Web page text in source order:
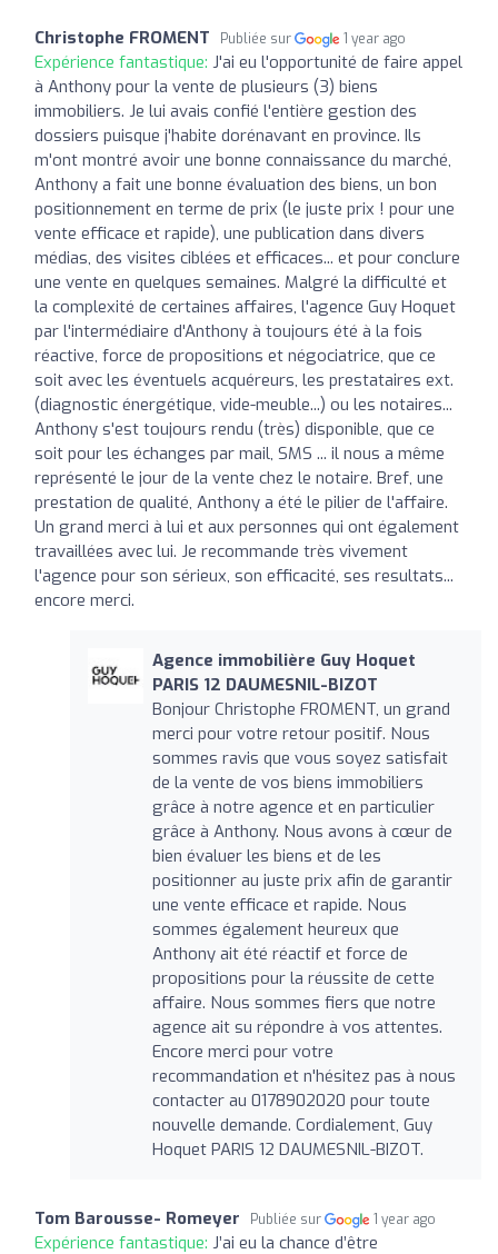
Christophe FROMENT Publiée sur 1 year ago
Expérience fantastique: J'ai eu l'opportunité de faire appel
à Anthony pour la vente de plusieurs (3) biens
immobiliers. Je lui avais confié l'entière gestion des
dossiers puisque j'habite dorénavant en province. Ils
m'ont montré avoir une bonne connaissance du marché,
Anthony a fait une bonne évaluation des biens, un bon
positionnement en terme de prix (le juste prix ! pour une
vente efficace et rapide), une publication dans divers
médias, des visites ciblées et efficaces... et pour conclure
une vente en quelques semaines. Malgré la difficulté et
la complexité de certaines affaires, l'agence Guy Hoquet
par l'intermédiaire d'Anthony à toujours été à la fois
réactive, force de propositions et négociatrice, que ce
soit avec les éventuels acquéreurs, les prestataires ext.
(diagnostic énergétique, vide-meuble...) ou les notaires...
Anthony s'est toujours rendu (très) disponible, que ce
soit pour les échanges par mail, SMS ... il nous a même
représenté le jour de la vente chez le notaire. Bref, une
prestation de qualité, Anthony a été le pilier de l'affaire.
Un grand merci à lui et aux personnes qui ont également
travaillées avec lui. Je recommande très vivement
l'agence pour son sérieux, son efficacité, ses resultats...
encore merci.
Agence immobilière Guy Hoquet
PARIS 12 DAUMESNIL-BIZOT
Bonjour Christophe FROMENT, un grand
merci pour votre retour positif. Nous
sommes ravis que vous soyez satisfait
de la vente de vos biens immobiliers
grâce à notre agence et en particulier
grâce à Anthony. Nous avons à cœur de
bien évaluer les biens et de les
positionner au juste prix afin de garantir
une vente efficace et rapide. Nous
sommes également heureux que
Anthony ait été réactif et force de
propositions pour la réussite de cette
affaire. Nous sommes fiers que notre
agence ait su répondre à vos attentes.
Encore merci pour votre
recommandation et n'hésitez pas à nous
contacter au 0178902020 pour toute
nouvelle demande. Cordialement, Guy
Hoquet PARIS 12 DAUMESNIL-BIZOT.
Tom Barousse- Romeyer Publiée sur 1 year ago
Expérience fantastique: J’ai eu la chance d’être